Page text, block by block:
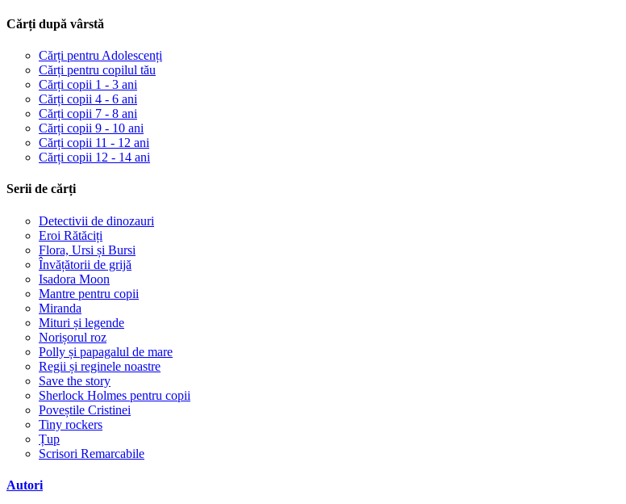
Cărți după vârstă
Cărți pentru Adolescenți
Cărți pentru copilul tău
Cărți copii 1 - 3 ani
Cărți copii 4 - 6 ani
Cărți copii 7 - 8 ani
Cărți copii 9 - 10 ani
Cărți copii 11 - 12 ani
Cărți copii 12 - 14 ani
Serii de cărți
Detectivii de dinozauri
Eroi Rătăciți
Flora, Ursi și Bursi
Învățătorii de grijă
Isadora Moon
Mantre pentru copii
Miranda
Mituri și legende
Norișorul roz
Polly și papagalul de mare
Regii și reginele noastre
Save the story
Sherlock Holmes pentru copii
Poveștile Cristinei
Tiny rockers
Țup
Scrisori Remarcabile
Autori